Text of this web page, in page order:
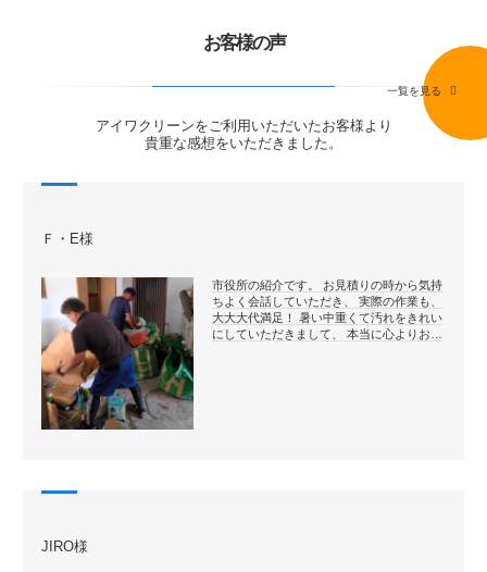
お客様の声
アイワクリーンをご利用いただいたお客様より
貴重な感想をいただきました。
一覧を見る
Ｆ・E様
市役所の紹介です。 お見積りの時から気持
ちよく会話していただき、 実際の作業も、
大大大代満足！ 暑い中重くて汚れをきれい
にしていただきまして、 本当に心よりお…
JIRO様